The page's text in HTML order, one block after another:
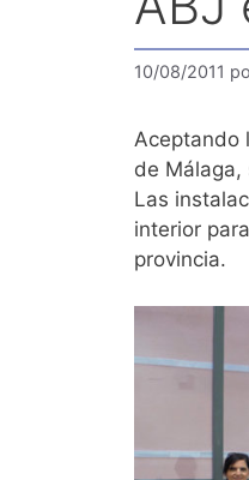
10/08/2011
Aceptando
de
Las
interior
provincia.